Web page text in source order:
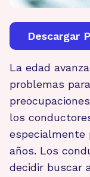
Descargar
La edad
problemas
los
especialmente
años. Los
decidir buscar